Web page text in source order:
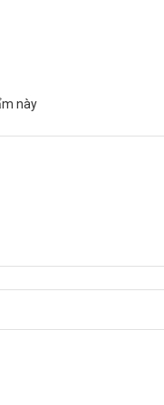
này